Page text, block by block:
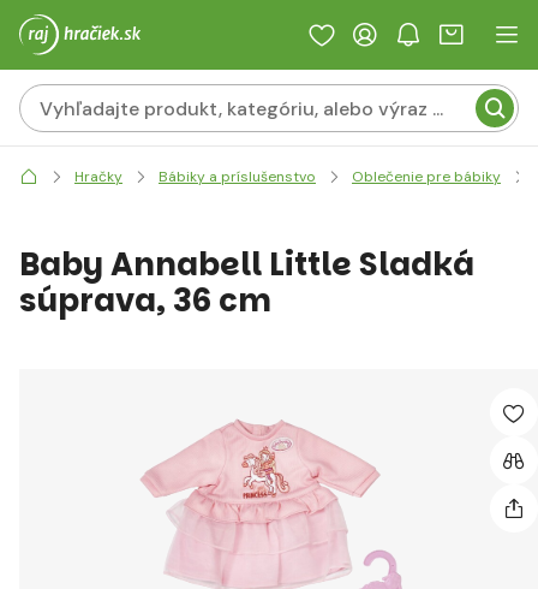
Hračky Bábiky a príslušenstvo Oblečenie pre bábiky
Baby Annabell Little Sladká
súprava, 36 cm